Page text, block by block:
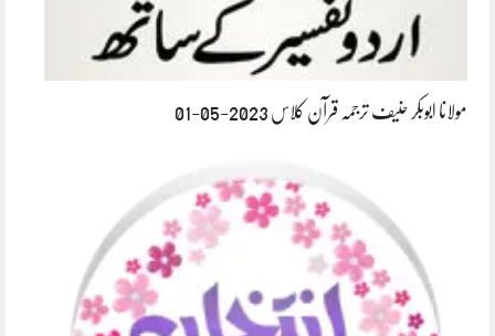
مولانا ابوبکر حنیف ترجمہ قرآن کلاس 2023-05-01